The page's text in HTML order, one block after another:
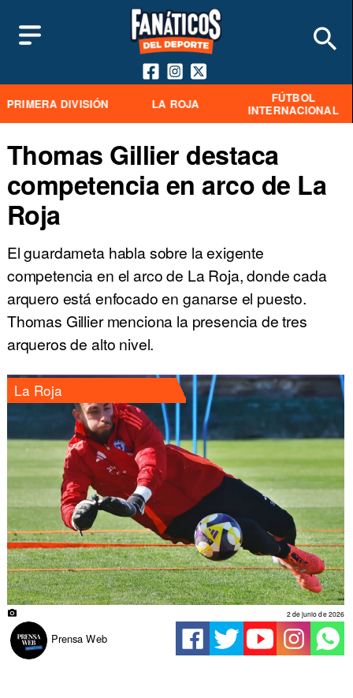
PRIMERA DIVISIÓN LA ROJA
FÚTBOL
INTERNACIONAL
Thomas Gillier destaca
competencia en arco de La
Roja
El guardameta habla sobre la exigente
competencia en el arco de La Roja, donde cada
arquero está enfocado en ganarse el puesto.
Thomas Gillier menciona la presencia de tres
arqueros de alto nivel.
La Roja
Prensa Web
2 de junio de 2026